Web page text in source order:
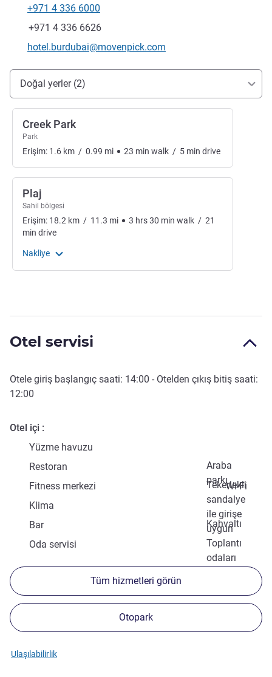
Telefon
+971 4 336 6000
Faks
+971 4 336 6626
İletişim için e-posta
hotel.burdubai@movenpick.com
Erişim ve ulaşım
Doğal yerler (2)
Creek Park
Park
Erişim: 1.6 km / 0.99 mi 23 min walk / 5 min drive
Plaj
Sahil bölgesi
Erişim: 18.2 km / 11.3 mi 3 hrs30 min walk / 21
min drive
Nakliye
Otel servisi
Otele giriş başlangıç saati: 14:00 - Otelden çıkış bitiş saati:
12:00
Otel içi
Yüzme havuzu
Araba
parkı
Restoran
Tekerlekli
sandalye
ile girişe
uygun
Fitness merkezi
Wi-Fi
Klima
Kahvaltı
Bar
Toplantı
odaları
Oda servisi
Tüm hizmetleri görün
Otopark
Ulaşılabilirlik